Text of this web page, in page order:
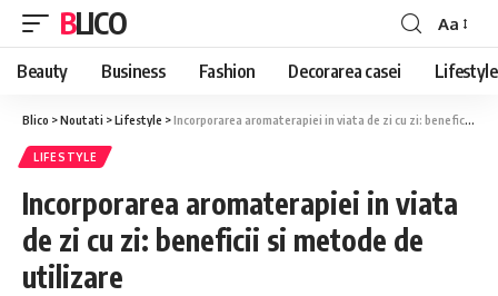
BLICO
Font
Resizer
Aa
Beauty Business Fashion Decorarea casei Lifestyle
Blico >Noutati >Lifestyle >Incorporarea aromaterapiei in viata de zi cu zi: beneficii si metode de utilizare
LIFESTYLE
Incorporarea aromaterapiei in viata
de zi cu zi: beneficii si metode de
utilizare